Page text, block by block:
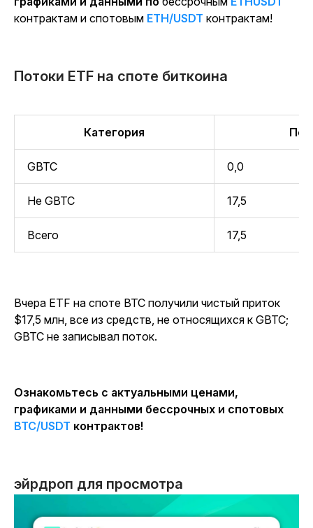
контрактам и спотовым ETH/USDT контрактам!
Потоки ETF на споте биткоина
Категория
GBTC 0,0
Не GBTC 17,5
Всего 17,5
Вчера ETF на споте BTC получили чистый приток
$17,5 млн, все из средств, не относящихся к GBTC;
GBTC не записывал поток.
Ознакомьтесь с актуальными ценами,
графиками и данными бессрочных и спотовых
BTC/USDT контрактов!
эйрдроп для просмотра